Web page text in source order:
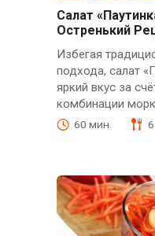
Салат
Остренький
Избегая
подхода, салат
яркий вкус за
комбинации
60 мин. 6